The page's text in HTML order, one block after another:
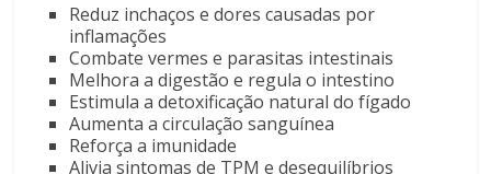
Reduz inchaços e dores causadas por
inflamações
Combate vermes e parasitas intestinais
Melhora a digestão e regula o intestino
Estimula a detoxificação natural do fígado
Aumenta a circulação sanguínea
Reforça a imunidade
Alivia sintomas de TPM e desequilíbrios